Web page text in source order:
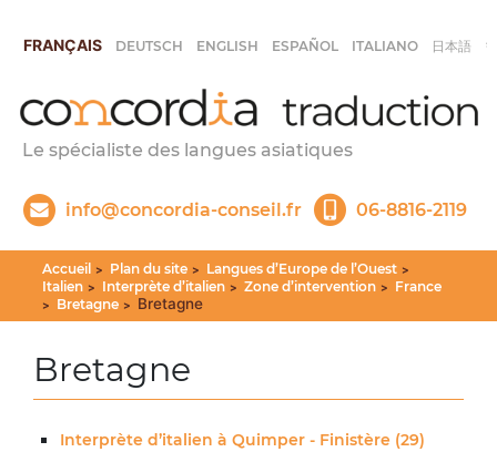
FRANÇAIS DEUTSCH ENGLISH ESPAÑOL ITALIANO 日本語
Le spécialiste des langues asiatiques
info@concordia-conseil.fr 06-8816-2119
Accueil > Plan du site > Langues d’Europe de l’Ouest >
Italien > Interprète d’italien > Zone d’intervention > France
> Bretagne > Bretagne
Bretagne
Interprète d’italien à Quimper - Finistère (29)